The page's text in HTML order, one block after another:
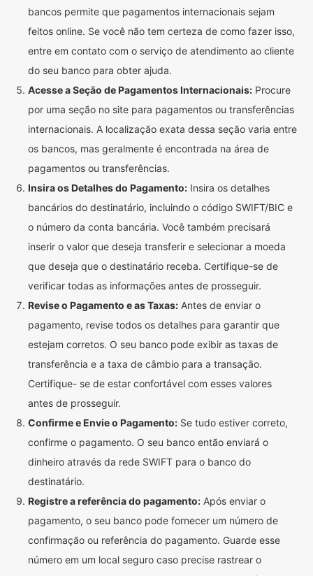
bancos permite que pagamentos internacionais sejam
feitos online. Se você não tem certeza de como fazer isso,
entre em contato com o serviço de atendimento ao cliente
do seu banco para obter ajuda.
Acesse a Seção de Pagamentos Internacionais: Procure
por uma seção no site para pagamentos ou transferências
internacionais. A localização exata dessa seção varia entre
os bancos, mas geralmente é encontrada na área de
pagamentos ou transferências.
Insira os Detalhes do Pagamento: Insira os detalhes
bancários do destinatário, incluindo o código SWIFT/BIC e
o número da conta bancária. Você também precisará
inserir o valor que deseja transferir e selecionar a moeda
que deseja que o destinatário receba. Certifique-se de
verificar todas as informações antes de prosseguir.
Revise o Pagamento e as Taxas: Antes de enviar o
pagamento, revise todos os detalhes para garantir que
estejam corretos. O seu banco pode exibir as taxas de
transferência e a taxa de câmbio para a transação.
Certifique- se de estar confortável com esses valores
antes de prosseguir.
Confirme e Envie o Pagamento: Se tudo estiver correto,
confirme o pagamento. O seu banco então enviará o
dinheiro através da rede SWIFT para o banco do
destinatário.
Registre a referência do pagamento: Após enviar o
pagamento, o seu banco pode fornecer um número de
confirmação ou referência do pagamento. Guarde esse
número em um local seguro caso precise rastrear o